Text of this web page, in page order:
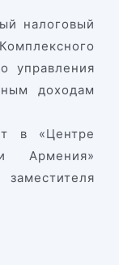
налоговый
управления
доходам
в «Центре
Армения»